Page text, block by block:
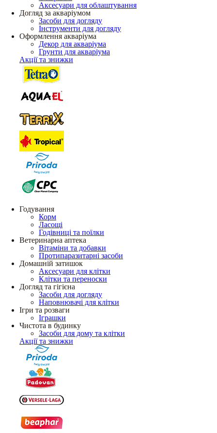
Аксесуари для облаштування
Догляд за акваріумом
Засоби для догляду
Інструменти для догляду
Оформлення акваріума
Декор для акваріума
Грунти для акваріума
Акції та знижки
Годування
Корм
Ласощі
Годівниці та поїлки
Ветеринарна аптека
Вітаміни та добавки
Протипаразитарні засоби
Домашній затишок
Аксесуари для клітки
Клітки та переноски
Догляд та гігієна
Засоби для догляду
Наповнювачі для клітки
Ігри та розваги
Іграшки
Чистота в будинку
Засоби для дому та клітки
Акції та знижки